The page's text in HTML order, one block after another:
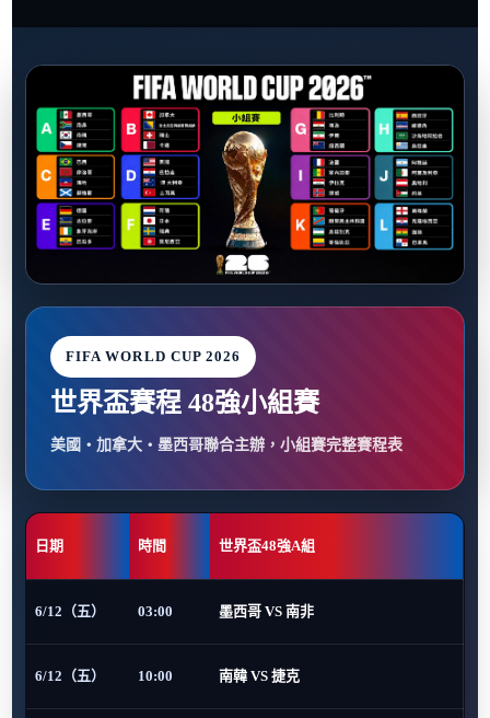
FIFA WORLD CUP 2026
世界盃賽程 48強小組賽
美國・加拿大・墨西哥聯合主辦，小組賽完整賽程表
日期 時間 世界盃48強A組
6/12（五） 03:00 墨西哥 VS 南非
6/12（五） 10:00 南韓 VS 捷克